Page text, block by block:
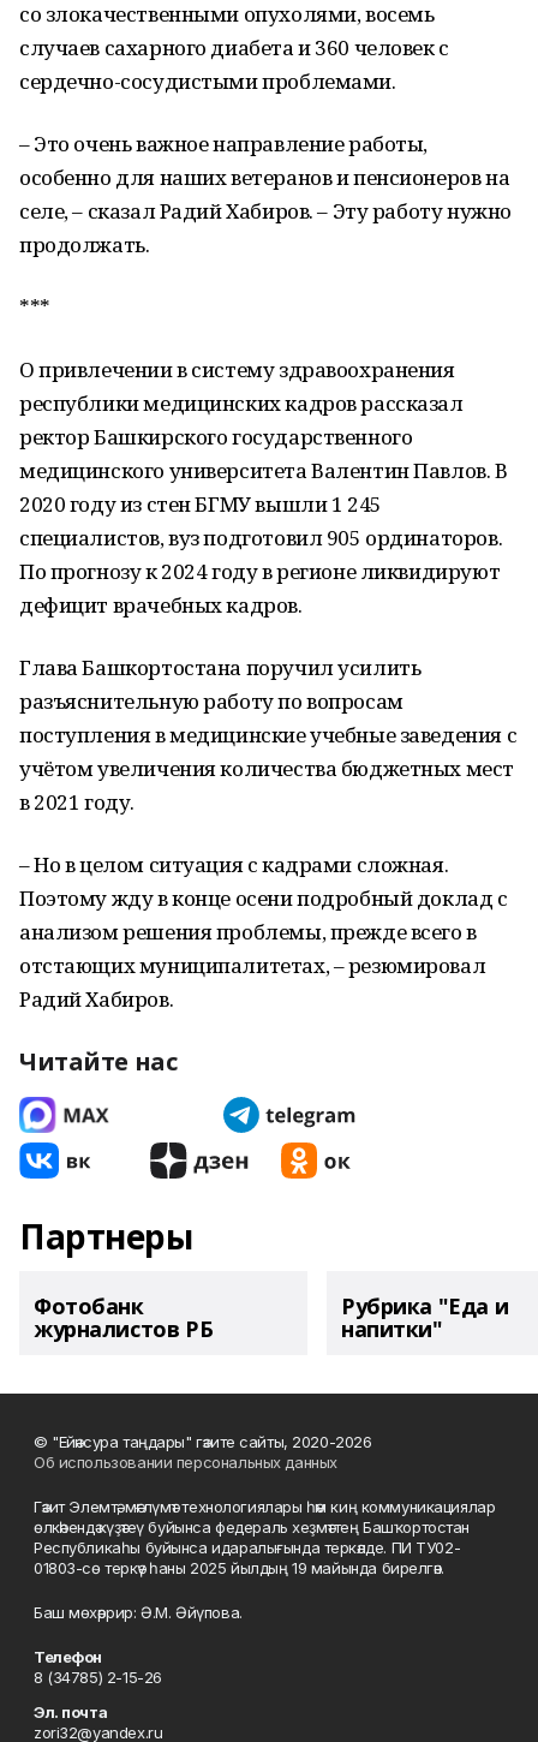
со злокачественными опухолями, восемь
случаев сахарного диабета и 360 человек с
сердечно-сосудистыми проблемами.
– Это очень важное направление работы,
особенно для наших ветеранов и пенсионеров на
селе, – сказал Радий Хабиров. – Эту работу нужно
продолжать.
***
О привлечении в систему здравоохранения
республики медицинских кадров рассказал
ректор Башкирского государственного
медицинского университета Валентин Павлов. В
2020 году из стен БГМУ вышли 1 245
специалистов, вуз подготовил 905 ординаторов.
По прогнозу к 2024 году в регионе ликвидируют
дефицит врачебных кадров.
Глава Башкортостана поручил усилить
разъяснительную работу по вопросам
поступления в медицинские учебные заведения с
учётом увеличения количества бюджетных мест
в 2021 году.
– Но в целом ситуация с кадрами сложная.
Поэтому жду в конце осени подробный доклад с
анализом решения проблемы, прежде всего в
отстающих муниципалитетах, – резюмировал
Радий Хабиров.
Читайте нас
Партнеры
Фотобанк
журналистов РБ
Рубрика "Еда и
напитки"
© "Ейәнсура таңдары" гәзите сайты, 2020-2026
Об использовании персональных данных
Гәзит Элемтә, мәғлүмәт технологиялары һәм киң коммуникациялар
өлкәһендә күҙәтеү буйынса федераль хеҙмәттең Башҡортостан
Республикаһы буйынса идаралығында теркәлде. ПИ ТУ02-
01803-сө теркәү һаны 2025 йылдың 19 майында бирелгән.
Баш мөхәррир: Ә.М. Әйүпова.
Телефон
8 (34785) 2-15-26
Эл. почта
zori32@yandex.ru